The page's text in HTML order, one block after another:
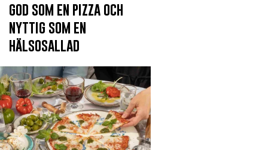
god som en pizza och
nyttig som en
hälsosallad